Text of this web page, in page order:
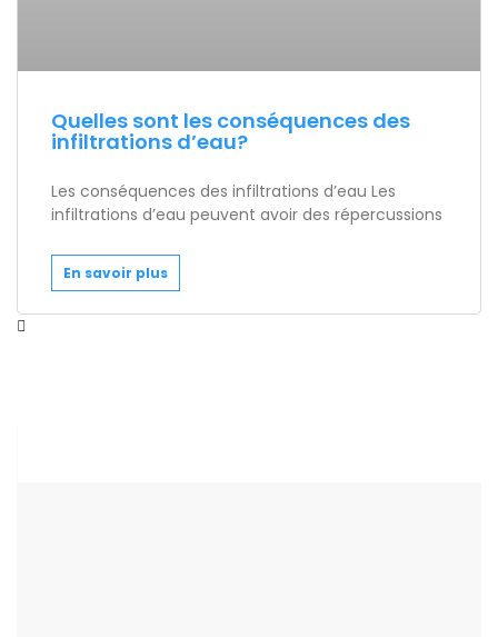
Quelles sont les conséquences des
infiltrations d’eau?
Les conséquences des infiltrations d’eau Les
infiltrations d’eau peuvent avoir des répercussions
En savoir plus